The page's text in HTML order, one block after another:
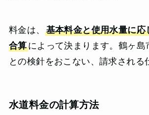
料金は、 基本料金と使用水量に応
合算によって決まります。鶴ヶ島
との検針をおこない、請求される
水道料金の計算方法